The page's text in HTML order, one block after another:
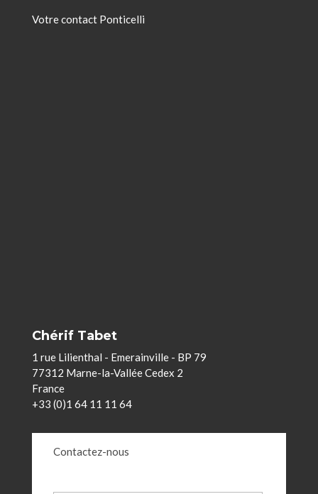
Votre contact Ponticelli
Chérif Tabet
1 rue Lilienthal - Emerainville - BP 79
77312 Marne-la-Vallée Cedex 2
France
+33 (0)1 64 11 11 64
Contactez-nous